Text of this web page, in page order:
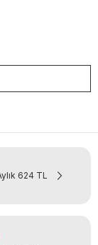
624 TL